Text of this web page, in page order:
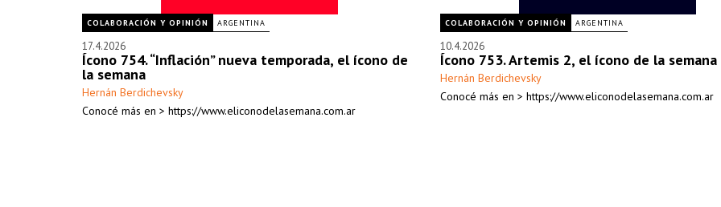
COLABORACIÓN Y OPINIÓN ARGENTINA
17.4.2026
Ícono 754. “Inflación” nueva temporada, el ícono de
la semana
Hernán Berdichevsky
Conocé más en > https://www.eliconodelasemana.com.ar
COLABORACIÓN Y OPINIÓN ARGENTINA
10.4.2026
Ícono 753. Artemis 2, el ícono de la semana
Hernán Berdichevsky
Conocé más en > https://www.eliconodelasemana.com.ar